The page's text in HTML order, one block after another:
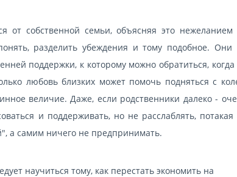
от собственной семьи, объясняя это нежеланием
разделить убеждения и тому подобное. Они
поддержки, к которому можно обратиться, когда
любовь близких может помочь подняться с
величие. Даже, если родственники далеко -
и поддерживать, но не расслаблять, потакая
а самим ничего не предпринимать.
научиться тому, как перестать экономить на